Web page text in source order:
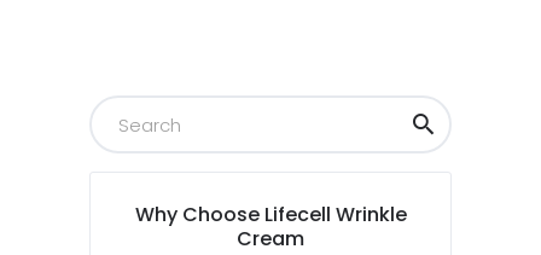
Why Choose Lifecell Wrinkle
Cream